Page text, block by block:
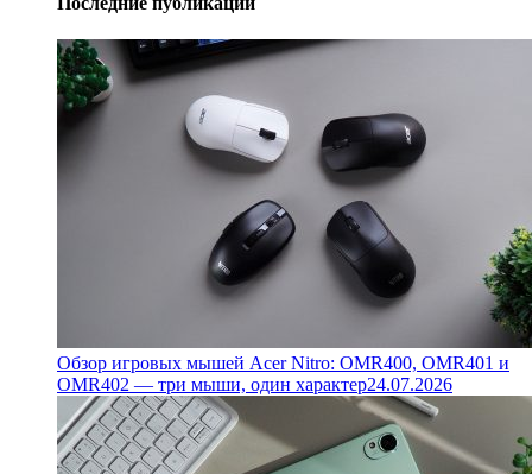
Обзор игровых мышей Acer Nitro: OMR400, OMR401 и
OMR402 — три мыши, один характер24.07.2026